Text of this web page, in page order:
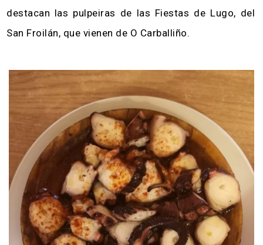
destacan las pulpeiras de las Fiestas de Lugo, del
San Froilán, que vienen de O Carballiño.